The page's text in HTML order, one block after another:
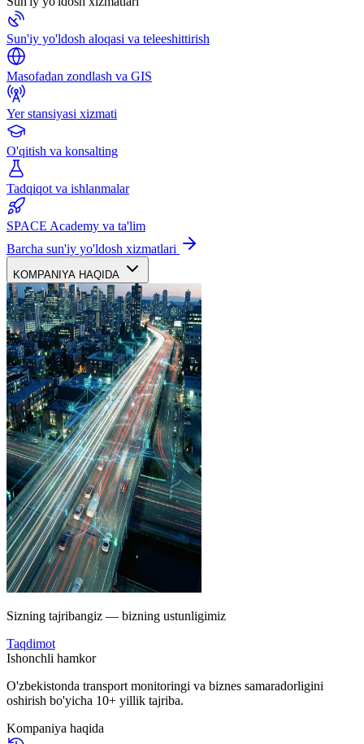
Sun'iy yo'ldosh aloqasi va teleeshittirish
Masofadan zondlash va GIS
Yer stansiyasi xizmati
O'qitish va konsalting
Tadqiqot va ishlanmalar
SPACE Academy va ta'lim
Barcha sun'iy yo'ldosh xizmatlari
KOMPANIYA HAQIDA
Sizning tajribangiz — bizning ustunligimiz
Taqdimot
Ishonchli hamkor
O'zbekistonda transport monitoringi va biznes samaradorligini
oshirish bo'yicha 10+ yillik tajriba.
Kompaniya haqida